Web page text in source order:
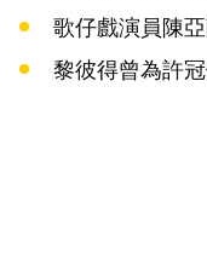
歌仔戲演員陳
黎彼得曾為許